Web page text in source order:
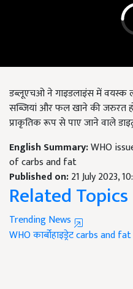
डब्लूएचओ ने गाइडलाइंस में वयस्क
सब्जियां और फल खाने की जरुरत
प्राकृतिक रूप से पाए जाने वाले
English Summary:WHO
of carbs and fat
Published on:21 July 2023,
Related Topics
Trending News
WHOकार्बोहाइड्रेटcarbs and fat